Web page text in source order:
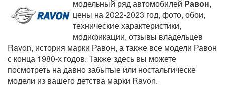
модельный ряд автомобилей Равон,
цены на 2022-2023 год, фото, обои,
технические характеристики,
модификации, отзывы владельцев
Ravon, история марки Равон, а также все модели Равон
с конца 1980-х годов. Также здесь вы можете
посмотреть на давно забытые или ностальгическе
модели из вашего детства марки Ravon.